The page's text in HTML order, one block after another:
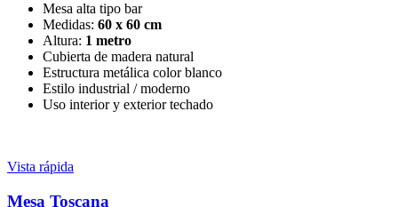
Mesa alta tipo bar
Medidas: 60 x 60 cm
Altura: 1 metro
Cubierta de madera natural
Estructura metálica color blanco
Estilo industrial / moderno
Uso interior y exterior techado
Vista rápida
Mesa Toscana